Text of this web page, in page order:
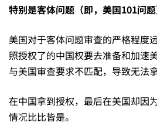
特别是客体问题（即，美国101问题
美国对于客体问题审查的严格程度
照授权了的中国权要去准备和加速
与美国审查要求不匹配，导致无法
在中国拿到授权，最后在美国却因
情况比比皆是。